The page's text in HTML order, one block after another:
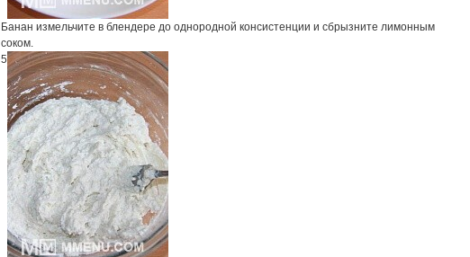
Банан измельчите в блендере до однородной консистенции и сбрызните лимонным
соком.
5